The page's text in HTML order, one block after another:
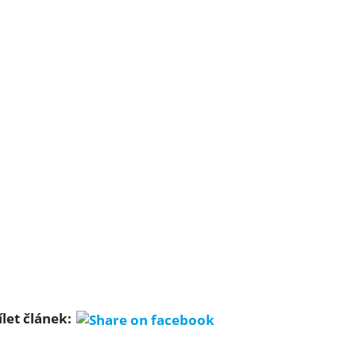
článek: